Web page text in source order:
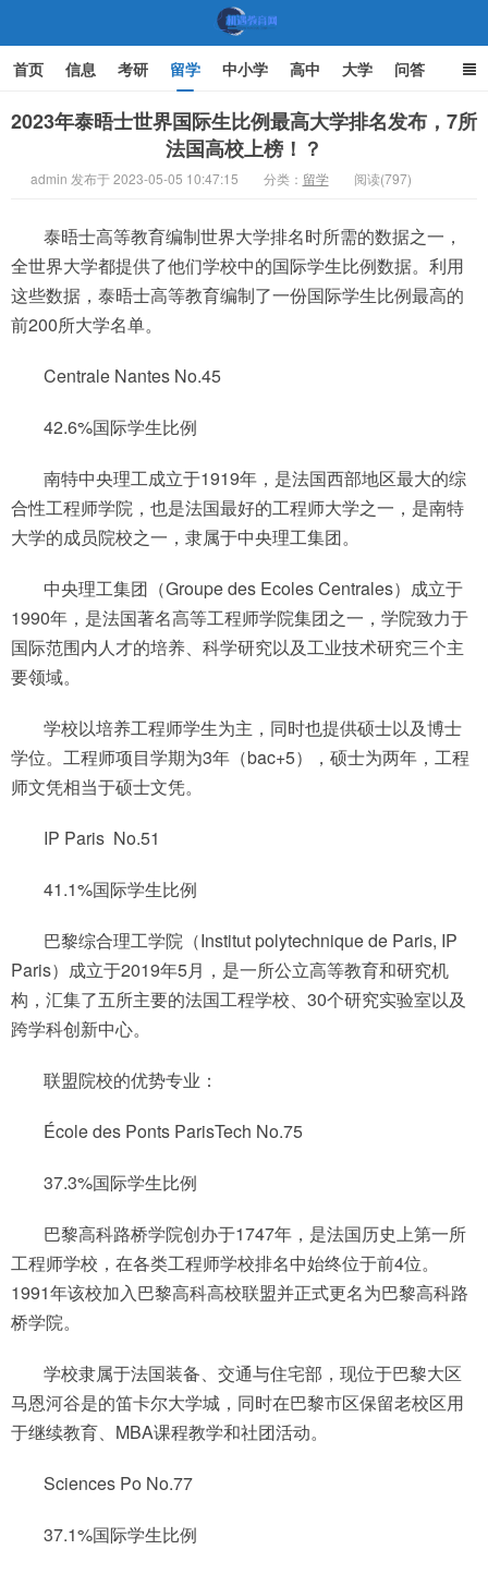
机遇教育网
首页 信息 考研 留学 中小学 高中 大学 问答
文化 家庭教育
2023年泰晤士世界国际生比例最高大学排名发布，7所
法国高校上榜！？
admin 发布于 2023-05-05 10:47:15 分类： 留学 阅读(797)
泰晤士高等教育编制世界大学排名时所需的数据之一，
全世界大学都提供了他们学校中的国际学生比例数据。利用
这些数据，泰晤士高等教育编制了一份国际学生比例最高的
前200所大学名单。
Centrale Nantes No.45
42.6%国际学生比例
南特中央理工成立于1919年，是法国西部地区最大的综
合性工程师学院，也是法国最好的工程师大学之一，是南特
大学的成员院校之一，隶属于中央理工集团。
中央理工集团（Groupe des Ecoles Centrales）成立于
1990年，是法国著名高等工程师学院集团之一，学院致力于
国际范围内人才的培养、科学研究以及工业技术研究三个主
要领域。
学校以培养工程师学生为主，同时也提供硕士以及博士
学位。工程师项目学期为3年（bac+5），硕士为两年，工程
师文凭相当于硕士文凭。
IP Paris No.51
41.1%国际学生比例
巴黎综合理工学院（Institut polytechnique de Paris, IP
Paris）成立于2019年5月，是一所公立高等教育和研究机
构，汇集了五所主要的法国工程学校、30个研究实验室以及
跨学科创新中心。
联盟院校的优势专业：
École des Ponts ParisTech No.75
37.3%国际学生比例
巴黎高科路桥学院创办于1747年，是法国历史上第一所
工程师学校，在各类工程师学校排名中始终位于前4位。
1991年该校加入巴黎高科高校联盟并正式更名为巴黎高科路
桥学院。
学校隶属于法国装备、交通与住宅部，现位于巴黎大区
马恩河谷是的笛卡尔大学城，同时在巴黎市区保留老校区用
于继续教育、MBA课程教学和社团活动。
Sciences Po No.77
37.1%国际学生比例